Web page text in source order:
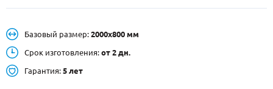
Металлические двери от производителя с доставкой и установкой в
Москве и МО
НАЙТИ:
Базовый размер: 2000х800 мм
Срок изготовления: от 2 дн.
Гарантия: 5 лет